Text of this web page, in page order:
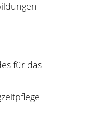
für das